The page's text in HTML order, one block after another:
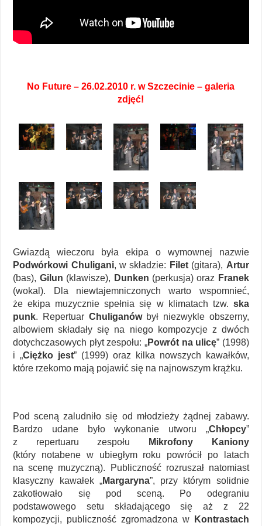
No Future – 26.02.2010 r. w Szczecinie – galeria
zdjęć!
Gwiazdą wieczoru była ekipa o wymownej nazwie
Podwórkowi Chuligani, w składzie: Filet(gitara), Artur
(bas), Gilun (klawisze), Dunken (perkusja) oraz Franek
(wokal). Dla niewtajemniczonych warto wspomnieć,
że ekipa muzycznie spełnia się w klimatach tzw. ska
punk. Repertuar Chuliganówbył niezwykle obszerny,
albowiem składały się na niego kompozycje z dwóch
dotychczasowych płyt zespołu: „Powrót na ulicę” (1998)
i „Ciężko jest” (1999) oraz kilka nowszych kawałków,
które rzekomo mają pojawić się na najnowszym krążku.
Pod sceną zaludniło się od młodzieży żądnej zabawy.
Bardzo udane było wykonanie utworu „Chłopcy”
z repertuaru zespołu
Mikrofony Kaniony
(który notabene w ubiegłym roku powrócił po latach
na scenę muzyczną). Publiczność rozruszał natomiast
klasyczny kawałek „Margaryna”, przy którym solidnie
zakotłowało się pod sceną. Po odegraniu
podstawowego setu składającego się aż z 22
kompozycji, publiczność zgromadzona w
Kontrastach